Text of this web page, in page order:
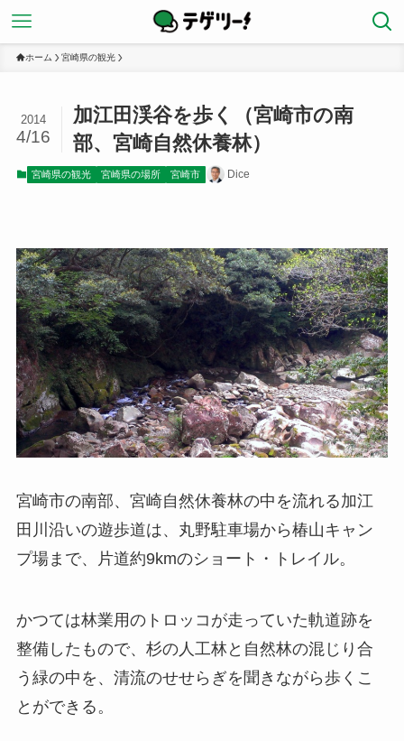
ホーム 宮崎県の観光
加江田渓谷を歩く（宮崎市の南
部、宮崎自然休養林）
2014
4/16
宮崎県の観光 宮崎県の場所 宮崎市 Dice
宮崎市の南部、宮崎自然休養林の中を流れる加江
田川沿いの遊歩道は、丸野駐車場から椿山キャン
プ場まで、片道約9kmのショート・トレイル。
かつては林業用のトロッコが走っていた軌道跡を
整備したもので、杉の人工林と自然林の混じり合
う緑の中を、清流のせせらぎを聞きながら歩くこ
とができる。